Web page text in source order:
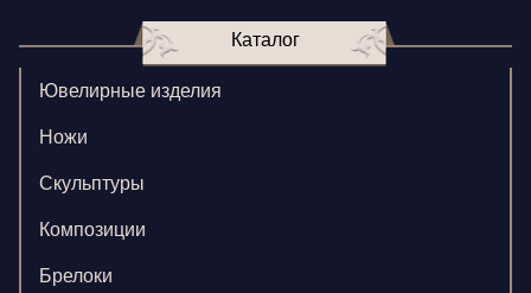
Каталог
Ювелирные изделия
Ножи
Скульптуры
Композиции
Брелоки